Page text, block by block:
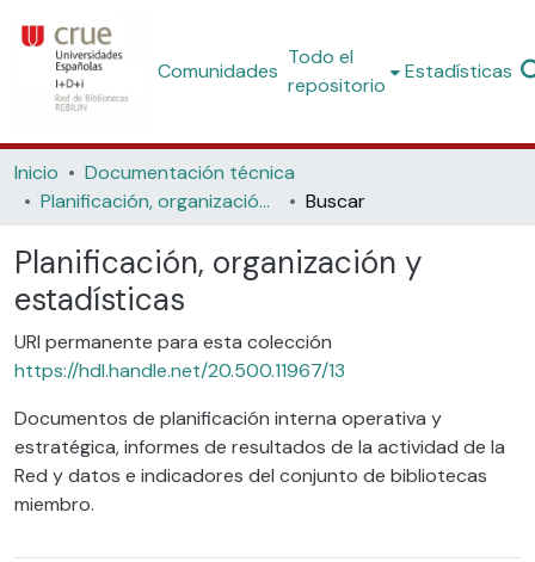
Comunidades
Todo el
repositorio
Estadísticas
Inicio
Documentación técnica
Planificación, organización y estadísticas
Buscar
Planificación, organización y
estadísticas
URI permanente para esta colección
https://hdl.handle.net/20.500.11967/13
Documentos de planificación interna operativa y
estratégica, informes de resultados de la actividad de la
Red y datos e indicadores del conjunto de bibliotecas
miembro.